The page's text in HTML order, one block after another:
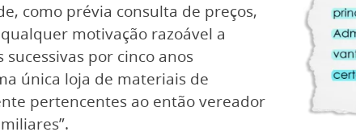
como prévia consulta de preços,
motivação razoável a
por cinco anos
única loja de materiais de
pertencentes ao então vereador